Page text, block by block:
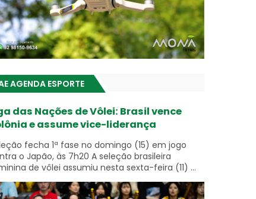
AGENDA ESPORTE
das Nações de Vôlei: Brasil vence
e assume vice-liderança
fecha 1ª fase no domingo (15) em jogo
o Japão, às 7h20 A seleção brasileira
de vôlei assumiu nesta sexta-feira (11) ...